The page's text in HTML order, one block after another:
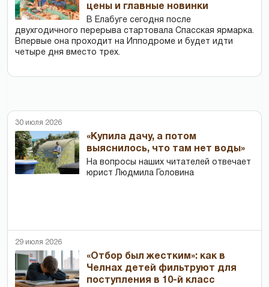
цены и главные новинки
В Елабуге сегодня после
двухгодичного перерыва стартовала Спасская ярмарка.
Впервые она проходит на Ипподроме и будет идти
четыре дня вместо трех.
30 июля 2026
«Купила дачу, а потом
выяснилось, что там нет воды»
На вопросы наших читателей отвечает
юрист Людмила Головина
29 июля 2026
«Отбор был жестким»: как в
Челнах детей фильтруют для
поступления в 10-й класс